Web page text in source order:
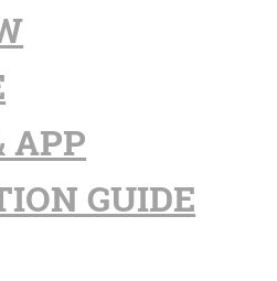
APP
GUIDE